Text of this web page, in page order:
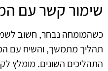
שימור קשר עם
כשהמומחה נבחר, חשוב
תהליך מתמשך, והשיח עם
התהליכים השונים. מומלץ